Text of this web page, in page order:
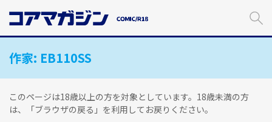
ン
作家: EB110SS
このページは18歳以上の方を対象としています。18歳未満の方
は、「ブラウザの戻る」を利用してお戻りください。